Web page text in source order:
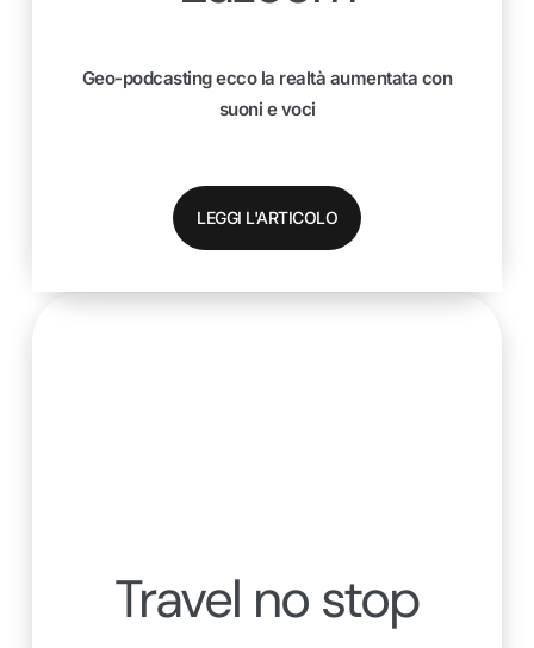
Geo-podcasting ecco la realtà aumentata con
suoni e voci
LEGGI L'ARTICOLO
Travel no stop